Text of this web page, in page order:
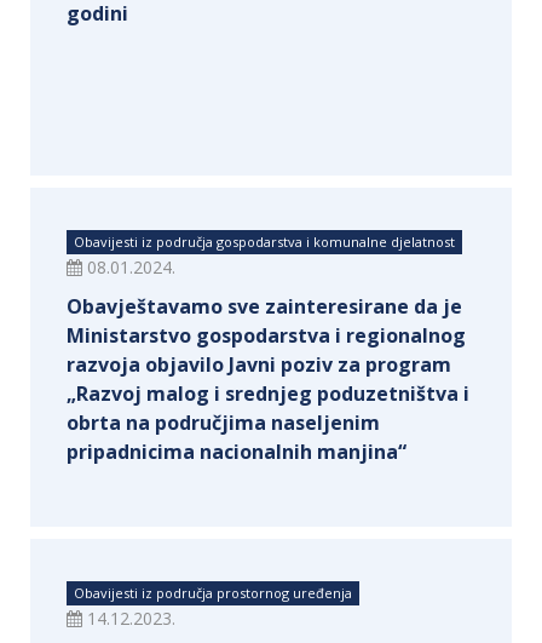
godini
Obavijesti iz područja gospodarstva i komunalne djelatnost
08.01.2024.
Obavještavamo sve zainteresirane da je
Ministarstvo gospodarstva i regionalnog
razvoja objavilo Javni poziv za program
„Razvoj malog i srednjeg poduzetništva i
obrta na područjima naseljenim
pripadnicima nacionalnih manjina“
Obavijesti iz područja prostornog uređenja
14.12.2023.